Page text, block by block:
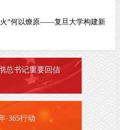
火”何以燎原——复旦大学构建新
总书记重要回信
·365行动